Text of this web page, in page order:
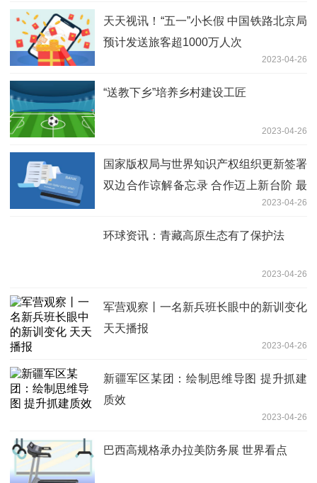
天天视讯！“五一”小长假 中国铁路北京局
预计发送旅客超1000万人次
2023-04-26
“送教下乡”培养乡村建设工匠
2023-04-26
国家版权局与世界知识产权组织更新签署
双边合作谅解备忘录 合作迈上新台阶 最
2023-04-26
环球资讯：青藏高原生态有了保护法
2023-04-26
军营观察丨一名新兵班长眼中的新训变化
天天播报
2023-04-26
新疆军区某团：绘制思维导图 提升抓建
质效
2023-04-26
巴西高规格承办拉美防务展 世界看点